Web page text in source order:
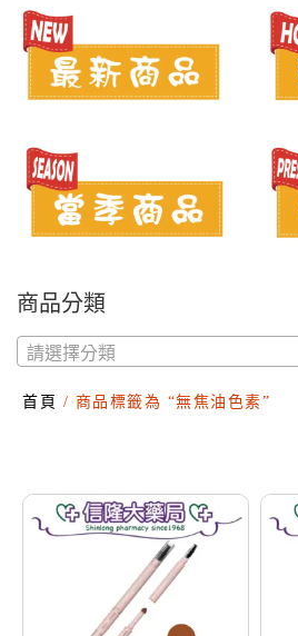
商品分類
請選擇分類
首頁 / 商品標籤為 “無焦油色素”